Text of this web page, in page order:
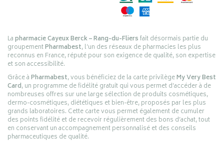
Lapharmacie Cayeux Berck – Rang-du-Fliersfait désormais partie du
groupementPharmabest, l’un des réseaux de pharmacies les plus
reconnus en France, réputé pour son exigence de qualité, son expertise
et son accessibilité.
Grâce àPharmabest, vous bénéficiez de la carte privilègeMy Very Best
Card, un programme de fidélité gratuit qui vous permet d’accéder à de
nombreuses offres sur une large sélection de produits cosmétiques,
dermo-cosmétiques, diététiques et bien-être, proposés par les plus
grands laboratoires. Cette carte vous permet également de cumuler
des points fidélité et de recevoir régulièrement des bons d’achat, tout
en conservant un accompagnement personnalisé et des conseils
pharmaceutiques de qualité.